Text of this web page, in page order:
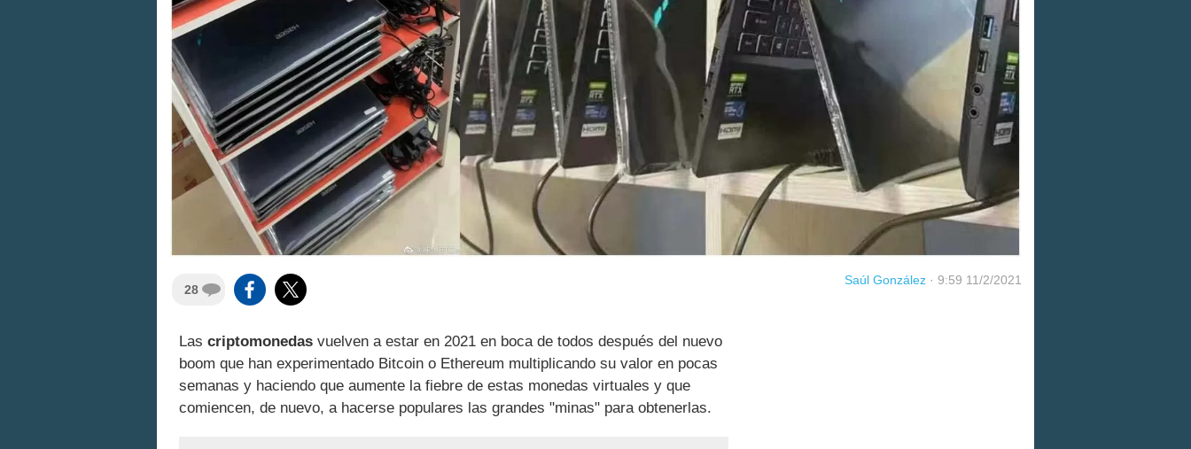
28
Saúl González · 9:59 11/2/2021
Las criptomonedas vuelven a estar en 2021 en boca de todos después del nuevo
boom que han experimentado Bitcoin o Ethereum multiplicando su valor en pocas
semanas y haciendo que aumente la fiebre de estas monedas virtuales y que
comiencen, de nuevo, a hacerse populares las grandes "minas" para obtenerlas.